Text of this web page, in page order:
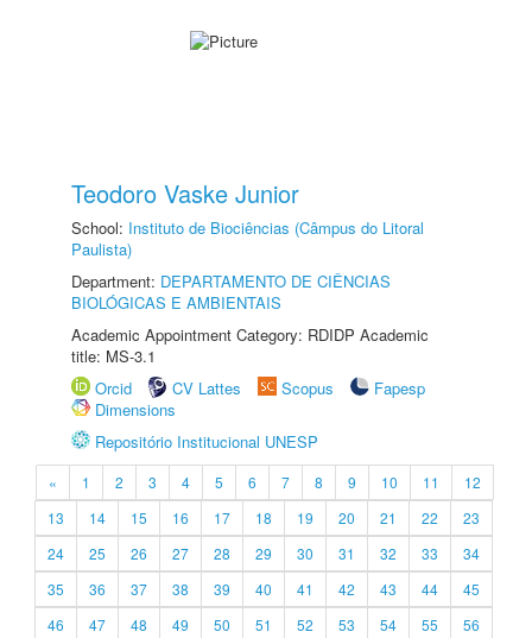
Teodoro Vaske Junior
School: Instituto de Biociências (Câmpus do Litoral
Paulista)
Department: DEPARTAMENTO DE CIÊNCIAS
BIOLÓGICAS E AMBIENTAIS
Academic Appointment Category: RDIDP Academic
title: MS-3.1
Orcid
CV Lattes Scopus
Fapesp
Dimensions
Repositório Institucional UNESP
« 1 2 3 4 5 6 7 8 9 10 11
12
13
14 15 16 17 18 19 20 21 22
23
24
25 26 27 28 29 30 31 32 33
34
35
36 37 38 39 40 41 42 43 44
45
46
47 48 49 50 51 52 53 54 55
56